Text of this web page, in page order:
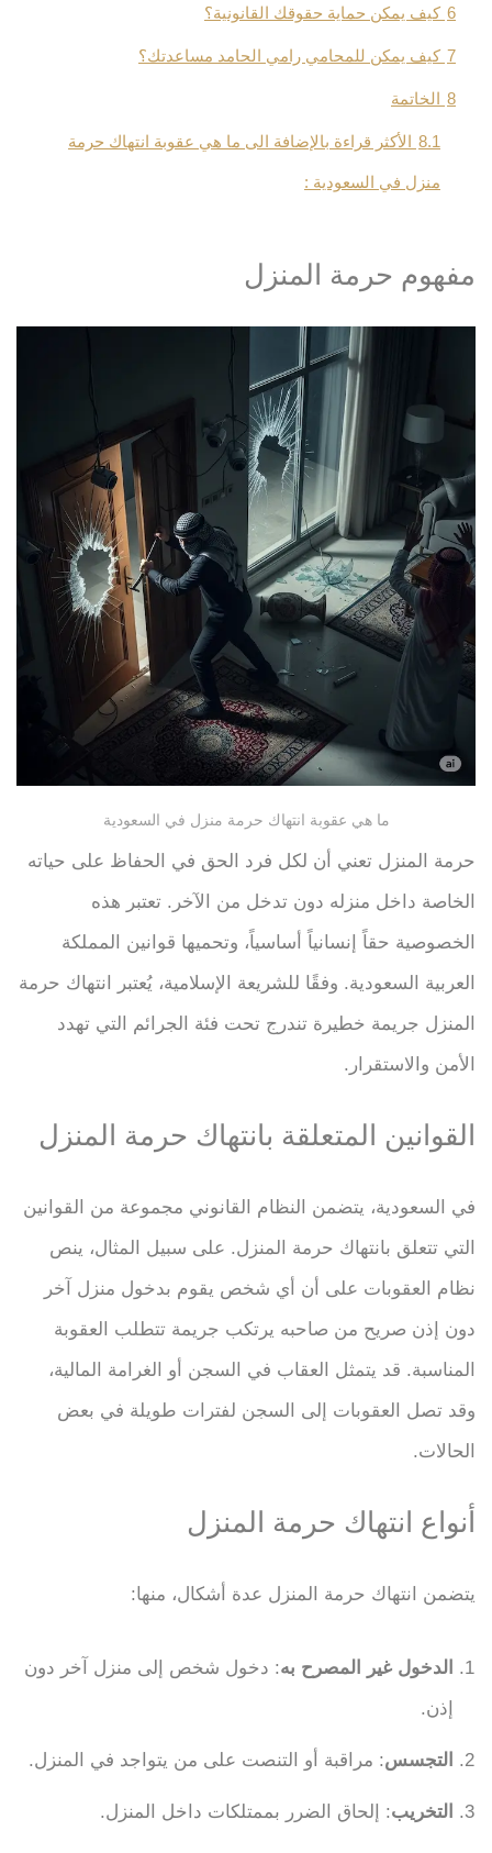
6 كيف يمكن حماية حقوقك القانونية؟
7 كيف يمكن للمحامي رامي الحامد مساعدتك؟
8 الخاتمة
8.1 الأكثر قراءة بالإضافة الى ما هي عقوبة انتهاك حرمة
منزل في السعودية :
مفهوم حرمة المنزل
ما هي عقوبة انتهاك حرمة منزل في السعودية
حرمة المنزل تعني أن لكل فرد الحق في الحفاظ على حياته
الخاصة داخل منزله دون تدخل من الآخر. تعتبر هذه
الخصوصية حقاً إنسانياً أساسياً، وتحميها قوانين المملكة
العربية السعودية. وفقًا للشريعة الإسلامية، يُعتبر انتهاك حرمة
المنزل جريمة خطيرة تندرج تحت فئة الجرائم التي تهدد
الأمن والاستقرار.
القوانين المتعلقة بانتهاك حرمة المنزل
في السعودية، يتضمن النظام القانوني مجموعة من القوانين
التي تتعلق بانتهاك حرمة المنزل. على سبيل المثال، ينص
نظام العقوبات على أن أي شخص يقوم بدخول منزل آخر
دون إذن صريح من صاحبه يرتكب جريمة تتطلب العقوبة
المناسبة. قد يتمثل العقاب في السجن أو الغرامة المالية،
وقد تصل العقوبات إلى السجن لفترات طويلة في بعض
الحالات.
أنواع انتهاك حرمة المنزل
يتضمن انتهاك حرمة المنزل عدة أشكال، منها:
الدخول غير المصرح به: دخول شخص إلى منزل آخر دون
إذن.
التجسس: مراقبة أو التنصت على من يتواجد في المنزل.
التخريب: إلحاق الضرر بممتلكات داخل المنزل.